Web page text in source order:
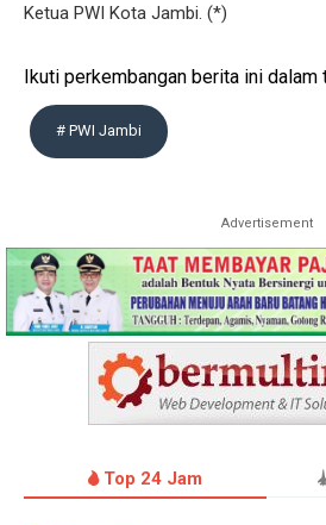
Ketua PWI Kota Jambi. (*)
Ikuti perkembangan berita ini dalam
# PWI Jambi
Advertisement
Top 24 Jam